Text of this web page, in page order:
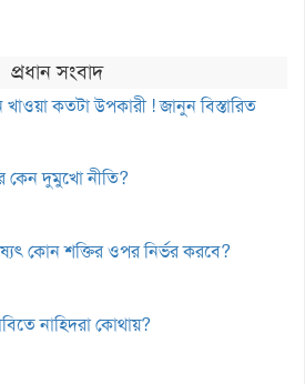
প্রধান সংবাদ
কতটা উপকারী ! জানুন বিস্তারিত
কেন দুমুখো নীতি?
কোন শক্তির ওপর নির্ভর করবে?
নাহিদরা কোথায়?